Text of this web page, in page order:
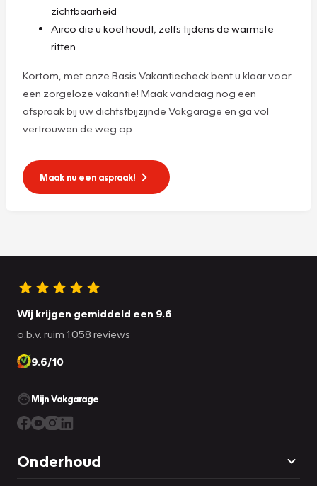
zichtbaarheid
Airco die u koel houdt, zelfs tijdens de warmste
ritten
Kortom, met onze Basis Vakantiecheck bent u klaar voor
een zorgeloze vakantie! Maak vandaag nog een
afspraak bij uw dichtstbijzijnde Vakgarage en ga vol
vertrouwen de weg op.
Maak nu een aspraak!
Wij krijgen gemiddeld een 9.6
o.b.v. ruim 1.058 reviews
9.6/10
Mijn Vakgarage
Onderhoud